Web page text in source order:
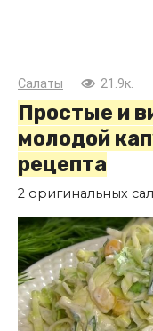
Салаты 21.9к.
Простые и
молодой
рецепта
2 оригинальных